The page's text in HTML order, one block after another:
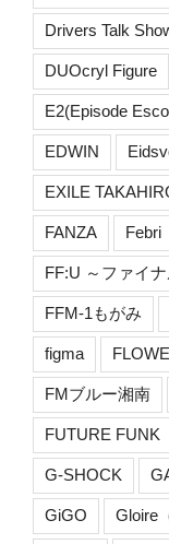
Drivers Talk
DUOcryl Figure
E2(Episode
EDWIN
EXILE
FANZA Febri
FF:U ～ファイ
FFM-1もがみ
figma
FMブルー湘南
FUTURE FUNK
G-SHOCK
GiGO Gloire